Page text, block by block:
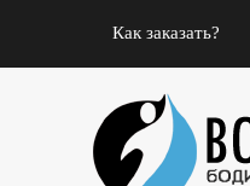
Как заказать?